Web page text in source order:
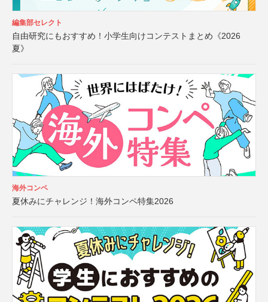
編集部セレクト
自由研究にもおすすめ！小学生向けコンテストまとめ《2026
夏》
海外コンペ
夏休みにチャレンジ！海外コンペ特集2026